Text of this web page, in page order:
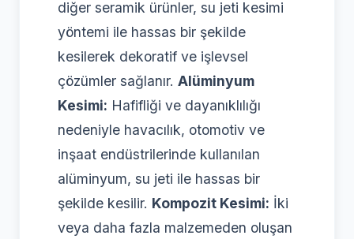
diğer seramik ürünler, su jeti kesimi
yöntemi ile hassas bir şekilde
kesilerek dekoratif ve işlevsel
çözümler sağlanır. Alüminyum
Kesimi: Hafifliği ve dayanıklılığı
nedeniyle havacılık, otomotiv ve
inşaat endüstrilerinde kullanılan
alüminyum, su jeti ile hassas bir
şekilde kesilir. Kompozit Kesimi: İki
veya daha fazla malzemeden oluşan